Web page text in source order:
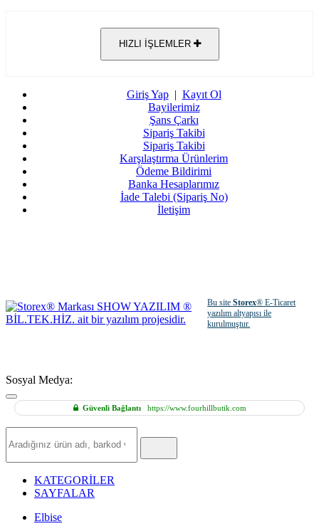
HIZLI İŞLEMLER
Giriş Yap| Kayıt Ol
Bayilerimiz
Şans Çarkı
Sipariş Takibi
Sipariş Takibi
Karşılaştırma Ürünlerim
Ödeme Bildirimi
Banka Hesaplarımız
İade Talebi (Sipariş No)
İletişim
Bu siteStorex® E-Ticaret
yazılım altyapısı ile
kurulmuştur.
Sosyal Medya:
Güvenli Bağlantıhttps://www.fourhillbutik.com
Ürün
KATEGORİLER
SAYFALAR
Elbise